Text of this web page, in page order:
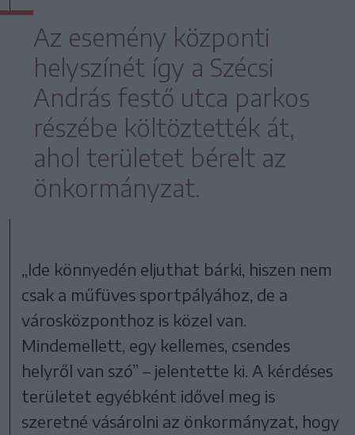
Az esemény központi
helyszínét így a Szécsi
András festő utca parkos
részébe költöztették át,
ahol területet bérelt az
önkormányzat.
„Ide könnyedén eljuthat bárki, hiszen nem
csak a műfüves sportpályához, de a
városközponthoz is közel van.
Mindemellett, egy kellemes, csendes
helyről van szó” – jelentette ki. A kérdéses
területet egyébként idővel meg is
szeretné vásárolni az önkormányzat, hogy